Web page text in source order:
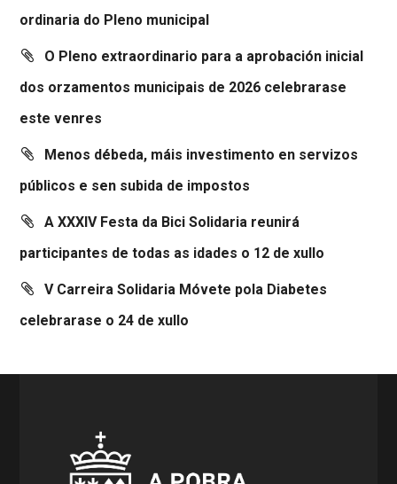
ordinaria do Pleno municipal
O Pleno extraordinario para a aprobación inicial
dos orzamentos municipais de 2026 celebrarase
este venres
Menos débeda, máis investimento en servizos
públicos e sen subida de impostos
A XXXIV Festa da Bici Solidaria reunirá
participantes de todas as idades o 12 de xullo
V Carreira Solidaria Móvete pola Diabetes
celebrarase o 24 de xullo